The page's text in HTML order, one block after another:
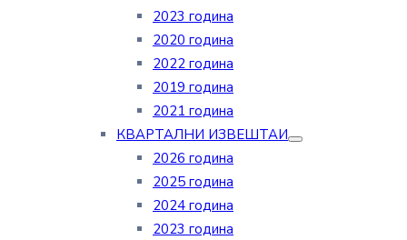
2023 година
2020 година
2022 година
2019 година
2021 година
КВАРТАЛНИ ИЗВЕШТАИ
2026 година
2025 година
2024 година
2023 година